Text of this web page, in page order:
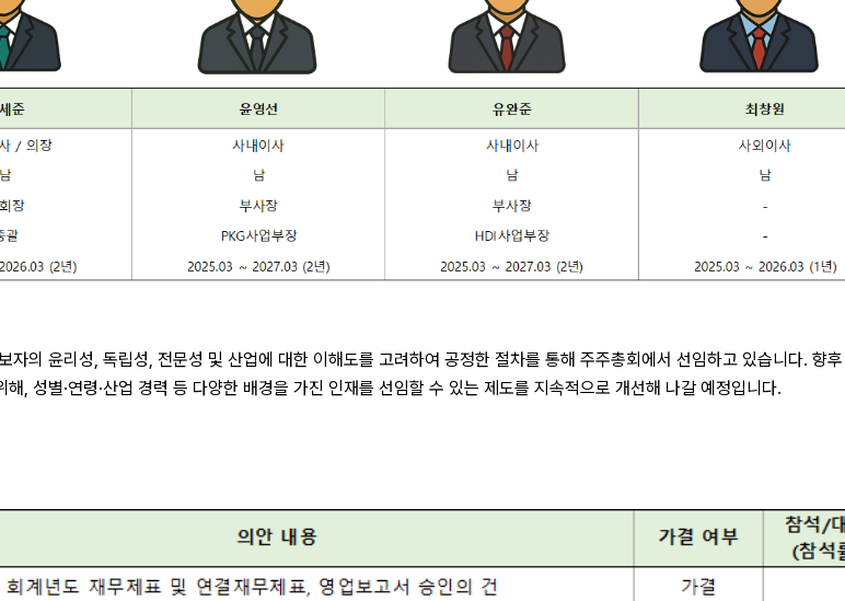
자의 윤리성, 독립성, 전문성 및 산업에 대한 이해도를 고려하여 공정한 절차를 통해 주주총회에서 선임하고 있습니다. 향
, 성별·연령·산업 경력 등 다양한 배경을 가진 인재를 선임할 수 있는 제도를 지속적으로 개선해 나갈 예정입니다.